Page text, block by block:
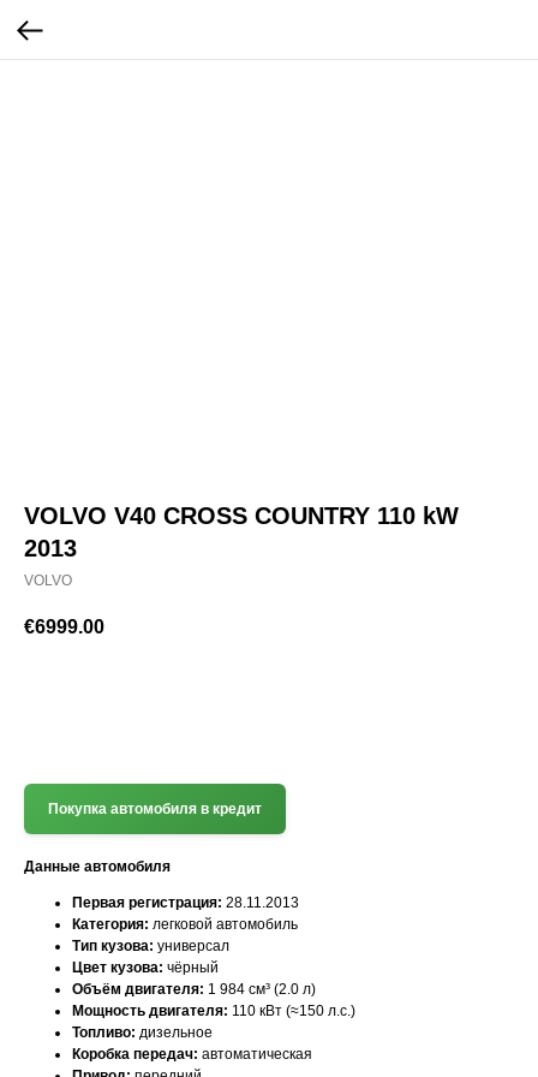
VOLVO V40 CROSS COUNTRY 110 kW
2013
VOLVO
€6999.00
Покупка автомобиля в кредит
Данные автомобиля
Первая регистрация: 28.11.2013
Категория: легковой автомобиль
Тип кузова: универсал
Цвет кузова: чёрный
Объём двигателя: 1 984 см³ (2.0 л)
Мощность двигателя: 110 кВт (≈150 л.с.)
Топливо: дизельное
Коробка передач: автоматическая